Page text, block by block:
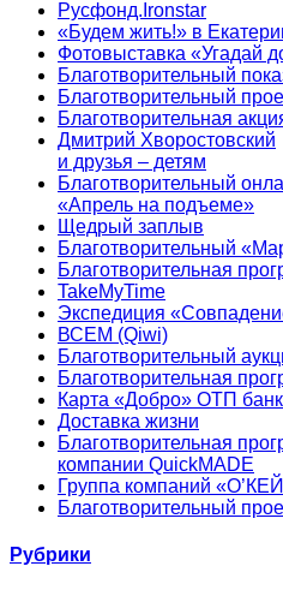
Русфонд.Ironstar
«Будем жить!» в
Фотовыставка «Угадай
Благотворительный
Благотворительный
Благотворительная
Дмитрий Хворостовский
и друзья – детям
Благотворительный
«Апрель на подъеме»
Щедрый заплыв
Благотворительный
Благотворительная
TakeMyTime
Экспедиция
ВСЕМ (Qiwi)
Благотворительный
Благотворительная
Карта «Добро» ОТП
Доставка жизни
Благотворительная
компании QuickMADE
Группа компаний
Благотворительный
Рубрики